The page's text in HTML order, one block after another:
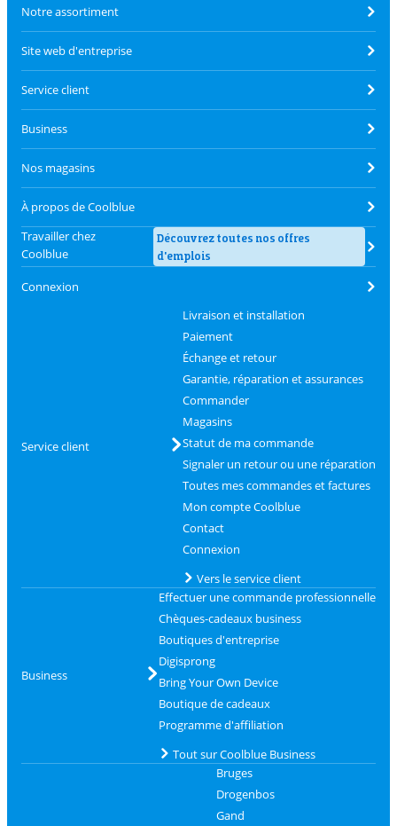
Notre assortiment
Site web d'entreprise
Service client
Business
Nos magasins
À propos de Coolblue
Travailler chez
Coolblue
Découvrez toutes nos offres
d'emplois
Connexion
Service client
Livraison et installation
Paiement
Échange et retour
Garantie, réparation et assurances
Commander
Magasins
Statut de ma commande
Signaler un retour ou une réparation
Toutes mes commandes et factures
Mon compte Coolblue
Contact
Connexion
Vers le service client
Business
Effectuer une commande professionnelle
Chèques-cadeaux business
Boutiques d'entreprise
Digisprong
Bring Your Own Device
Boutique de cadeaux
Programme d'affiliation
Tout sur Coolblue Business
Bruges
Drogenbos
Gand